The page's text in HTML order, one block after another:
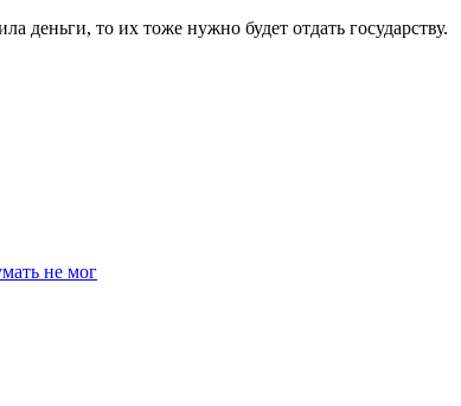
деньги, то их тоже нужно будет отдать государству.
не мог